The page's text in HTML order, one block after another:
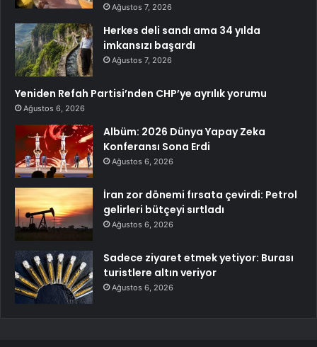
Ağustos 7, 2026
Herkes deli sandı ama 34 yılda
imkansızı başardı
Ağustos 7, 2026
Yeniden Refah Partisi’nden CHP’ye ayrılık yorumu
Ağustos 6, 2026
Albüm: 2026 Dünya Yapay Zeka
Konferansı Sona Erdi
Ağustos 6, 2026
İran zor dönemi fırsata çevirdi: Petrol
gelirleri bütçeyi sırtladı
Ağustos 6, 2026
Sadece ziyaret etmek yetiyor: Burası
turistlere altın veriyor
Ağustos 6, 2026